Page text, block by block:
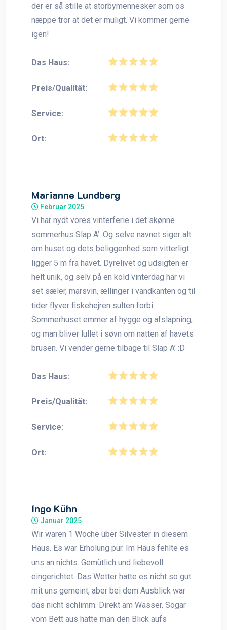
der er så stille at storbymennesker som os
næppe tror at det er muligt. Vi kommer gerne
igen!
Das Haus:
Preis/Qualität:
Service:
Ort:
Marianne Lundberg
Februar 2025
Vi har nydt vores vinterferie i det skønne
sommerhus Slap A’. Og selve navnet siger alt
om huset og dets beliggenhed som vitterligt
ligger 5 m fra havet. Dyrelivet og udsigten er
helt unik, og selv på en kold vinterdag har vi
set sæler, marsvin, ællinger i vandkanten og til
tider flyver fiskehejren sulten forbi.
Sommerhuset emmer af hygge og afslapning,
og man bliver lullet i søvn om natten af havets
brusen. Vi vender gerne tilbage til Slap A’ :D
Das Haus:
Preis/Qualität:
Service:
Ort:
Ingo Kühn
Januar 2025
Wir waren 1 Woche über Silvester in diesem
Haus. Es war Erholung pur. Im Haus fehlte es
uns an nichts. Gemütlich und liebevoll
eingerichtet. Das Wetter hatte es nicht so gut
mit uns gemeint, aber bei dem Ausblick war
das nicht schlimm. Direkt am Wasser. Sogar
vom Bett aus hatte man den Blick aufs